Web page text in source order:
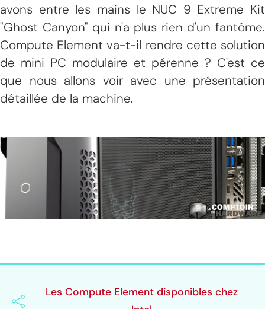
avons entre les mains le NUC 9 Extreme Kit
"Ghost Canyon" qui n'a plus rien d'un fantôme.
Compute Element va-t-il rendre cette solution
de mini PC modulaire et pérenne ? C'est ce
que nous allons voir avec une présentation
détaillée de la machine.
Les Compute Element disponibles chez